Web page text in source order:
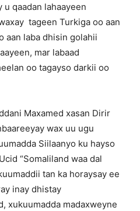
u qaadan lahaayeen
tageen Turkiga oo aan
aan laba dhisin golahii
mar labaad
oo tagayso darkii oo
Maxamed xasan Dirir
wax uu ugu
Siilaanyo ku hayso
“Somaliland waa dal
tan ka horaysay ee
inay dhistay
xukuumadda madaxweyne